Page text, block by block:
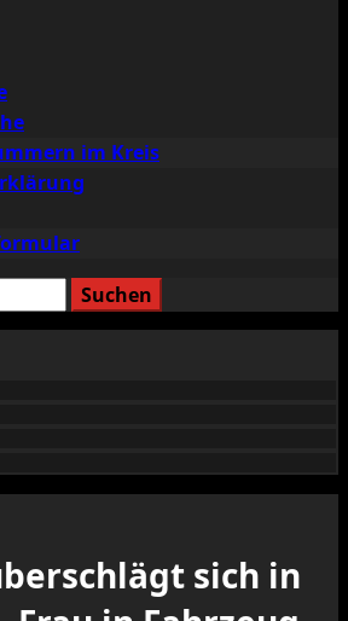
im Kreis
sich in